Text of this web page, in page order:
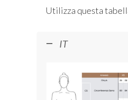
Utilizza questa
IT